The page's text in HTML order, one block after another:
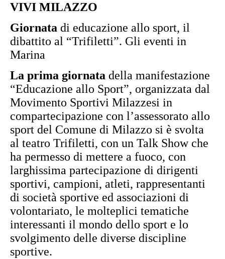
VIVI MILAZZO
Giornata di educazione allo sport, il
dibattito al “Trifiletti”. Gli eventi in
Marina
La prima giornata della manifestazione
“Educazione allo Sport”, organizzata dal
Movimento Sportivi Milazzesi in
compartecipazione con l’assessorato allo
sport del Comune di Milazzo si è svolta
al teatro Trifiletti, con un Talk Show che
ha permesso di mettere a fuoco, con
larghissima partecipazione di dirigenti
sportivi, campioni, atleti, rappresentanti
di società sportive ed associazioni di
volontariato, le molteplici tematiche
interessanti il mondo dello sport e lo
svolgimento delle diverse discipline
sportive.